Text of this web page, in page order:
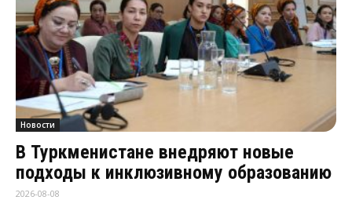
Новости
В Туркменистане внедряют новые
подходы к инклюзивному образованию
2026-08-08